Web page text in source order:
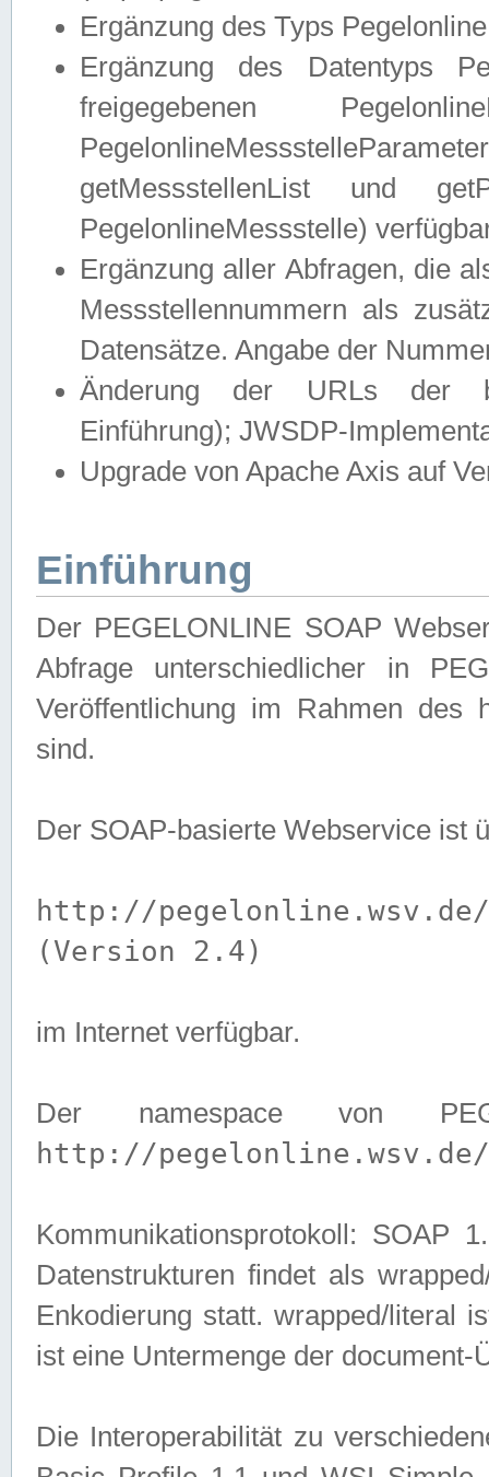
Ergänzung des Typs
Ergänzung des Datentyps
freigegebenen
getMessstellenList und
PegelonlineMessstelle)
Ergänzung aller Abfragen, die
Messstellennummern als
Datensätze. Angabe der
Änderung der URLs der
Einführung); JWSDP-
Upgrade von Apache Axis auf
Einführung
Der PEGELONLINE SOAP
Abfrage unterschiedlicher in
Veröffentlichung im Rahmen des
sind.
Der SOAP-basierte Webservice ist
http://pegelonline.wsv.de/
(Version 2.4)
im Internet verfügbar.
Der namespace von
http://pegelonline.wsv.de/
Kommunikationsprotokoll: SOAP
Datenstrukturen findet als
Enkodierung statt. wrapped/literal
ist eine Untermenge der
Die Interoperabilität zu